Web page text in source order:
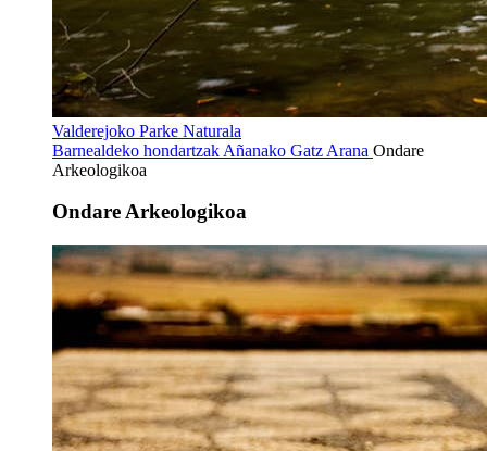
Valderejoko Parke Naturala
Barnealdeko hondartzak Añanako Gatz Arana Ondare
Arkeologikoa
Ondare Arkeologikoa